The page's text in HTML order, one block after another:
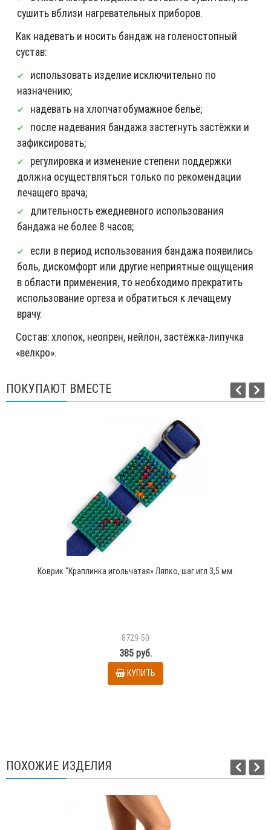
сушить вблизи нагревательных приборов.
Как надевать и носить бандаж на голеностопный
сустав:
использовать изделие исключительно по
назначению;
надевать на хлопчатобумажное бельё;
после надевания бандажа застегнуть застёжки и
зафиксировать;
регулировка и изменение степени поддержки
должна осуществляться только по рекомендации
лечащего врача;
длительность ежедневного использования
бандажа не более 8 часов;
если в период использования бандажа появились
боль, дискомфорт или другие неприятные ощущения
в области применения, то необходимо прекратить
использование ортеза и обратиться к лечащему
врачу.
Состав: хлопок, неопрен, нейлон, застёжка-липучка
«велкро».
ПОКУПАЮТ ВМЕСТЕ
Коврик "Краплинка игольчатая» Ляпко, шаг игл 3,5 мм.
8729-50
385 руб.
КУПИТЬ
ПОХОЖИЕ ИЗДЕЛИЯ